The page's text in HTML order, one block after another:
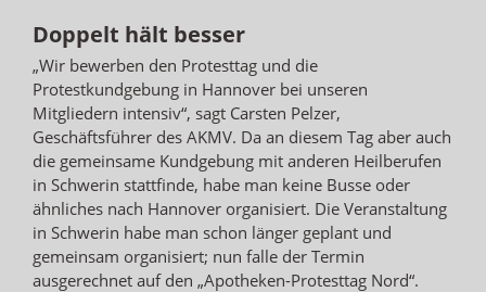
Doppelt hält besser
„Wir bewerben den Protesttag und die
Protestkundgebung in Hannover bei unseren
Mitgliedern intensiv“, sagt Carsten Pelzer,
Geschäftsführer des AKMV. Da an diesem Tag aber auch
die gemeinsame Kundgebung mit anderen Heilberufen
in Schwerin stattfinde, habe man keine Busse oder
ähnliches nach Hannover organisiert. Die Veranstaltung
in Schwerin habe man schon länger geplant und
gemeinsam organisiert; nun falle der Termin
ausgerechnet auf den „Apotheken-Protesttag Nord“.